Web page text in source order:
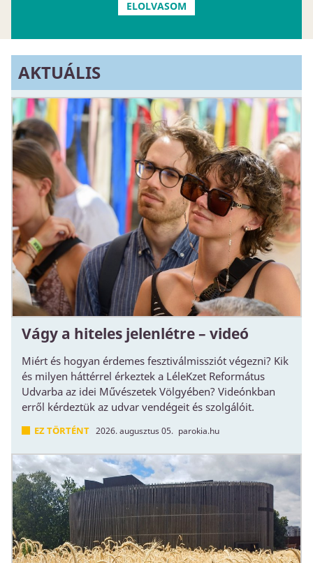
ELOLVASOM
AKTUÁLIS
Vágy a hiteles jelenlétre – videó
Miért és hogyan érdemes fesztiválmissziót végezni? Kik
és milyen háttérrel érkeztek a LéleKzet Református
Udvarba az idei Művészetek Völgyében? Videónkban
erről kérdeztük az udvar vendégeit és szolgálóit.
EZ TÖRTÉNT 2026. augusztus 05. parokia.hu